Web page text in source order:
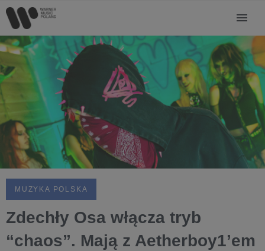
MUZYKA POLSKA
Zdechły Osa włącza tryb
“chaos”. Mają z Aetherboy1’em